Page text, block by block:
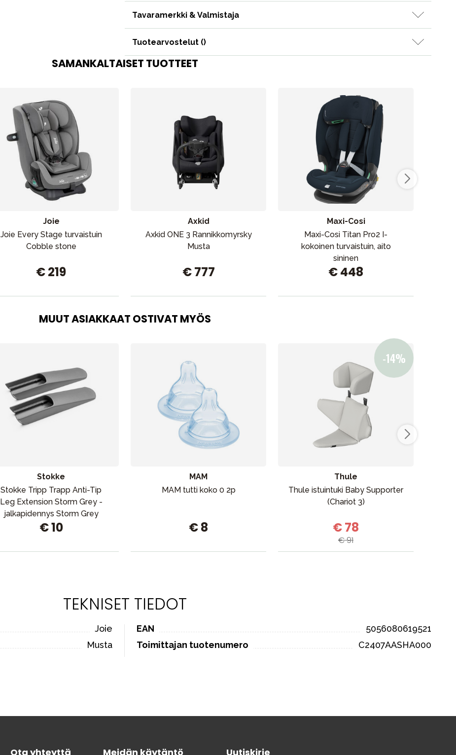
Tavaramerkki & Valmistaja
Tuotearvostelut ()
SAMANKALTAISET TUOTTEET
Joie
Joie Every Stage turvaistuin
Cobble stone
€ 219
Axkid
Axkid ONE 3 Rannikkomyrsky
Musta
€ 777
Maxi-Cosi
Maxi-Cosi Titan Pro2 I-
kokoinen turvaistuin, aito
sininen
€ 448
MUUT ASIAKKAAT OSTIVAT MYÖS
Stokke
Stokke Tripp Trapp Anti-Tip
Leg Extension Storm Grey -
jalkapidennys Storm Grey
€ 10
MAM
MAM tutti koko 0 2p
€ 8
Thule
Thule istuintuki Baby Supporter
(Chariot 3)
€ 78
€ 91
TEKNISET TIEDOT
Joie
Musta
EAN
5056080619521
Toimittajan tuotenumero
C2407AASHA000
Ota yhteyttä Meidän käytäntö Uutiskirje
Ota meihin yhteyttä osoitteessa Myymälämme